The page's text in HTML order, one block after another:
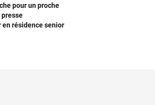
pour un proche
presse
en résidence senior